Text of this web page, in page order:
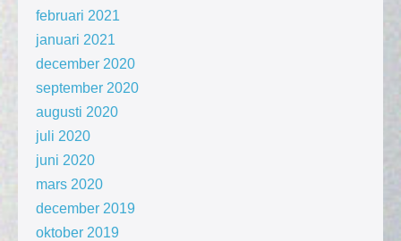
februari 2021
januari 2021
december 2020
september 2020
augusti 2020
juli 2020
juni 2020
mars 2020
december 2019
oktober 2019